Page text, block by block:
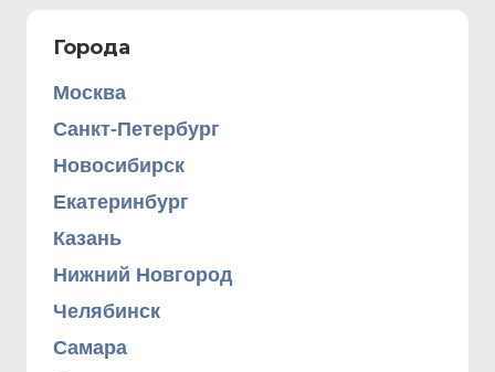
Города
Москва
Санкт-Петербург
Новосибирск
Екатеринбург
Казань
Нижний Новгород
Челябинск
Самара